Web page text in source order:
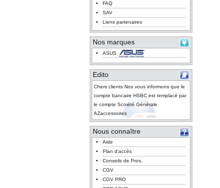
FAQ
SAV
Liens partenaires
Nos marques
ASUS
Edito
Chers clients Nos vous informons que le
compte bancaire HSBC est remplacé par
le compte Scoiété Générale.
AZaccessoires
Nous connaître
Aide
Plan d'accès
Conseils de Pros.
CGV
CGV PRO